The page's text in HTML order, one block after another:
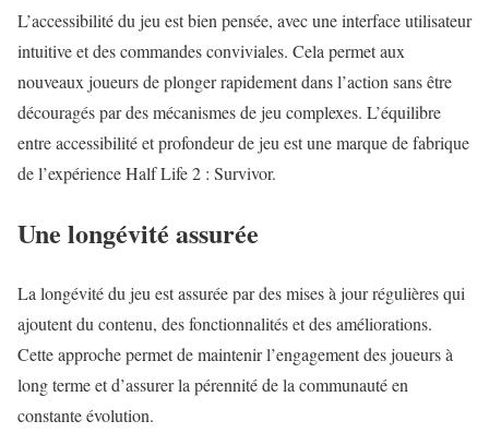
L’accessibilité du jeu est bien pensée, avec une interface utilisateur
intuitive et des commandes conviviales. Cela permet aux
nouveaux joueurs de plonger rapidement dans l’action sans être
découragés par des mécanismes de jeu complexes. L’équilibre
entre accessibilité et profondeur de jeu est une marque de fabrique
de l’expérience Half Life 2 : Survivor.
Une longévité assurée
La longévité du jeu est assurée par des mises à jour régulières qui
ajoutent du contenu, des fonctionnalités et des améliorations.
Cette approche permet de maintenir l’engagement des joueurs à
long terme et d’assurer la pérennité de la communauté en
constante évolution.